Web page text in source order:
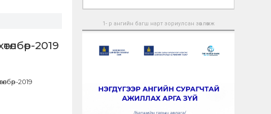
2019
2019
1- р ангийн багш нарт зориулсан зөвлөмж